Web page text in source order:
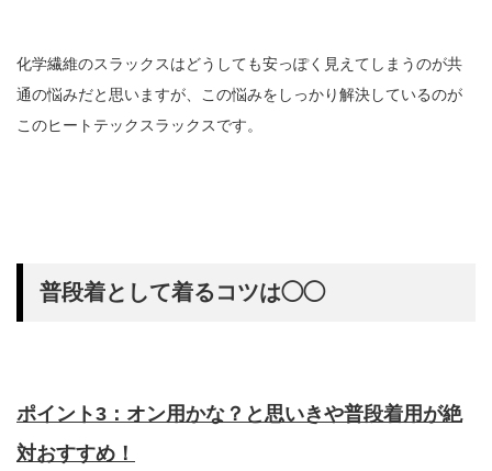
化学繊維のスラックスはどうしても安っぽく見えてしまうのが共
通の悩みだと思いますが、この悩みをしっかり解決しているのが
このヒートテックスラックスです。
普段着として着るコツは◯◯
ポイント3：オン用かな？と思いきや普段着用が絶
対おすすめ！